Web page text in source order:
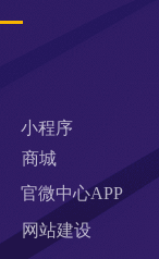
小程序
商城
官微中心APP
网站建设